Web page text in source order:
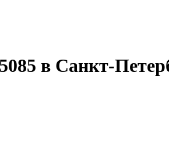
в Санкт-